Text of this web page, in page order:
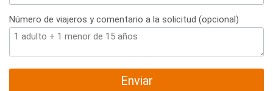
Número de viajeros y comentario a la solicitud (opcional)
Enviar